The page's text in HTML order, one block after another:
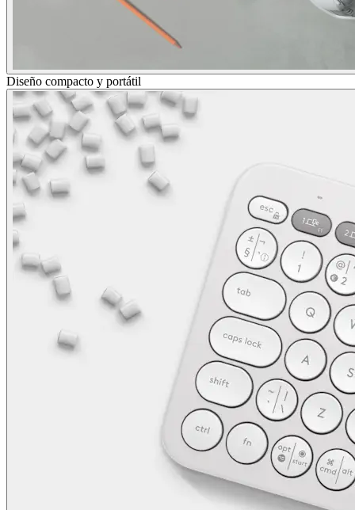
Diseño compacto y portátil